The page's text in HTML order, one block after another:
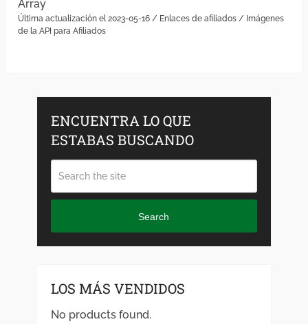
Array
Última actualización el 2023-05-16 / Enlaces de afiliados / Imágenes
de la API para Afiliados
ENCUENTRA LO QUE
ESTABAS BUSCANDO
Search
LOS MÁS VENDIDOS
No products found.